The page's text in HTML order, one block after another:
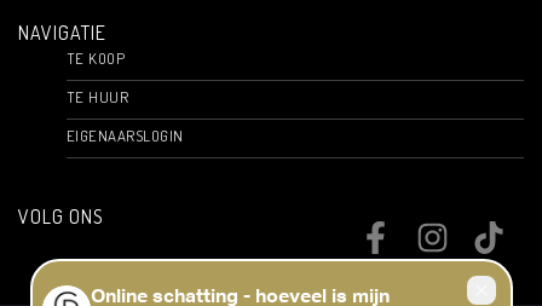
NAVIGATIE
TE KOOP
TE HUUR
EIGENAARSLOGIN
VOLG ONS